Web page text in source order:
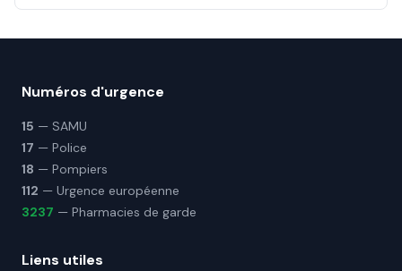
Numéros d'urgence
15 — SAMU
17 — Police
18 — Pompiers
112 — Urgence européenne
3237 — Pharmacies de garde
Liens utiles